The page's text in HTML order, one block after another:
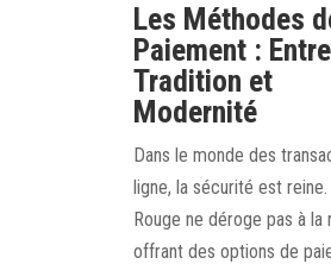
Les Méthodes
Paiement : Entre
Tradition et
Modernité
Dans le monde des
ligne, la sécurité est
Rouge ne déroge pas à la
offrant des options de